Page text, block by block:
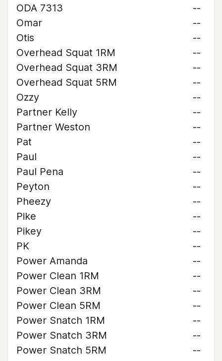
ODA 7313
--
Omar
--
Otis
--
Overhead Squat 1RM
--
Overhead Squat 3RM
--
Overhead Squat 5RM
--
Ozzy
--
Partner Kelly
--
Partner Weston
--
Pat
--
Paul
--
Paul Pena
--
Peyton
--
Pheezy
--
Pike
--
Pikey
--
PK
--
Power Amanda
--
Power Clean 1RM
--
Power Clean 3RM
--
Power Clean 5RM
--
Power Snatch 1RM
--
Power Snatch 3RM
--
Power Snatch 5RM
--